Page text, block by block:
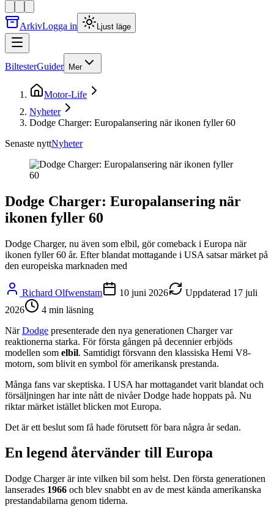
ArkivLogga in Ljust läge
BiltesterGuider Mer
Motor-Life
Nyheter
Dodge Charger: Europalansering när ikonen fyller 60
Senaste nyttNyheter
Dodge Charger: Europalansering när
ikonen fyller 60
Dodge Charger, nu även som elbil, gör comeback i Europa när
ikonen fyller 60 år. Efter blandat mottagande i USA satsar märket på
den europeiska marknaden med
Richard Olfwenstam 10 juni 2026 Uppdaterad 17 juli
2026
4 min läsning
NärDodge presenterade den nya generationen Charger var
reaktionerna starka. För första gången på decennier erbjöds
modellen som elbil. Samtidigt försvann den klassiska Hemi V8-
motorn, som blivit en symbol för amerikansk prestanda.
Många fans var skeptiska. I USA har mottagandet varit blandat och
försäljningen har inte nått de nivåer Dodge hade hoppats på. Nu
riktar märket istället blicken mot Europa.
Det är ett beslut som få hade förutsett för bara några år sedan.
En legend återvänder till Europa
Dodge Charger är inte vilken bil som helst. Den första generationen
lanserades 1966 och blev snabbt en av de mest kända amerikanska
prestandabilarna genom tiderna.